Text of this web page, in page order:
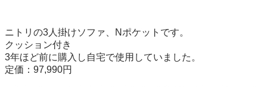
ニトリの3人掛けソファ、Nポケットです。
クッション付き
3年ほど前に購入し自宅で使用していました。
定価：97,990円